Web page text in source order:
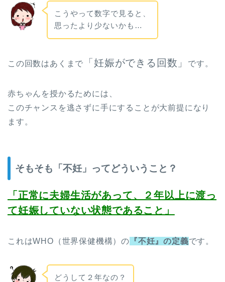
こうやって数字で見ると、
思ったより少ないかも…
この回数はあくまで 「妊娠ができる回数」 です。
赤ちゃんを授かるためには、
このチャンスを逃さずに手にすることが大前提になり
ます。
そもそも「不妊」ってどういうこと？
「正常に夫婦生活があって、２年以上に渡っ
て妊娠していない状態であること」
これはWHO（世界保健機構）の 『不妊』の定義です。
どうして２年なの？